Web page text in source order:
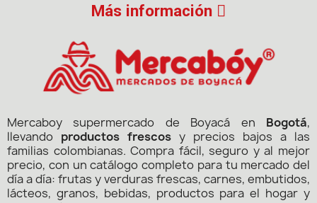
Más información
Mercaboy supermercado de Boyacá en Bogotá,
llevando productos frescos y precios bajos a las
familias colombianas. Compra fácil, seguro y al mejor
precio, con un catálogo completo para tu mercado del
día a día: frutas y verduras frescas, carnes, embutidos,
lácteos, granos, bebidas, productos para el hogar y